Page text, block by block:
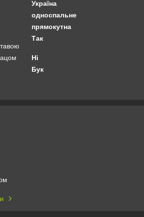
Україна
односпальне
прямокутна
Так
Ні
Бук